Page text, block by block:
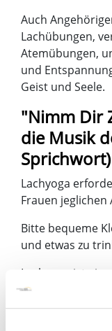
Auch
Lachübungen,
Atemübungen,
und
Geist und Seele.
"Nimm Dir
die Musik
Sprichwort)
Lachyoga
Frauen jeglichen
Bitte bequeme
und etwas zu
Lachyoga ist
Maßnahme,
in den